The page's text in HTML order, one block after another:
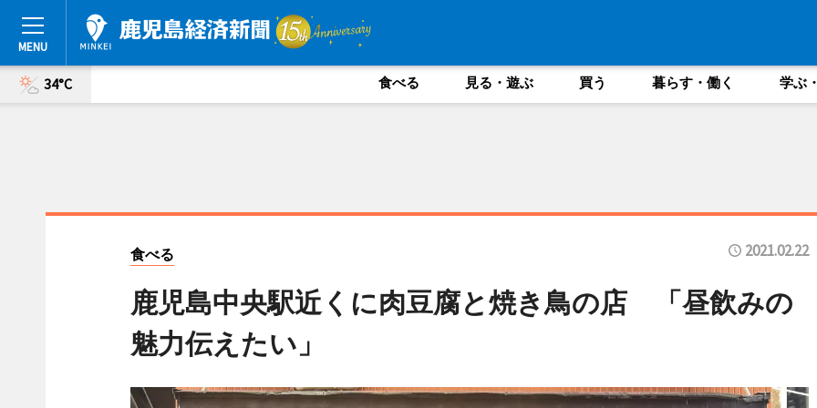
34°C 食べる 見る・遊ぶ 買う 暮らす・働く 学ぶ
食べる 2021.02.22
鹿児島中央駅近くに肉豆腐と焼き鳥の店 「昼飲みの
魅力伝えたい」